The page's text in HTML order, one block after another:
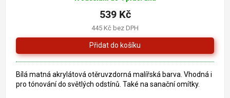
445 Kč bez DPH
539 Kč
Bílá matná akrylátová otěruvzdorná malířská barva. Vhodná i
pro tónování do světlých odstínů. Také na sanační omítky.